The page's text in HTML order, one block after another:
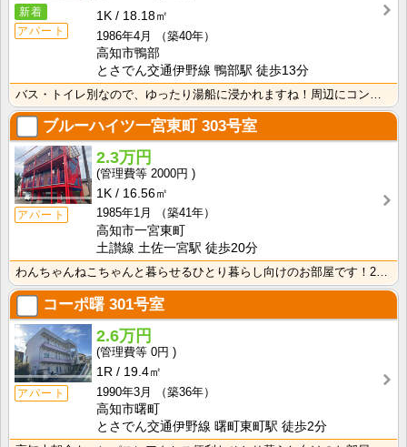
新着
アパート
1K
18.18㎡
1986年4月
（築40年）
高知市鴨部
とさでん交通伊野線 鴨部駅 徒歩13分
バス・トイレ別なので、ゆったり湯船に浸かれますね！周辺にコンビニやスーパー、飲食店がり生活に困りませ･･･
ブルーハイツ一宮東町303号室
アパート
2.3万円
2000円
1K
16.56㎡
1985年1月
（築41年）
高知市一宮東町
土讃線 土佐一宮駅 徒歩20分
わんちゃんねこちゃんと暮らせるひとり暮らし向けのお部屋です！2026年6月下旬、ネット無料（Wi-F･･･
コーポ曙 301号室
アパート
2.6万円
0円
1R
19.4㎡
1990年3月
（築36年）
高知市曙町
とさでん交通伊野線 曙町東町駅 徒歩2分